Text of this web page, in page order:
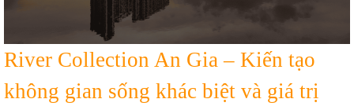
River Collection An Gia – Kiến tạo
không gian sống khác biệt và giá trị